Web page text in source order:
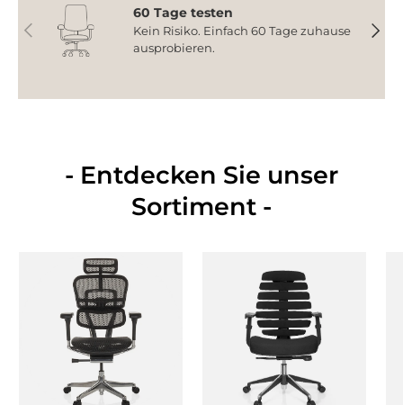
Vorherige
60 Tage testen
Kein Risiko. Einfach 60 Tage zuhause
ausprobieren.
- Entdecken Sie unser
Sortiment -